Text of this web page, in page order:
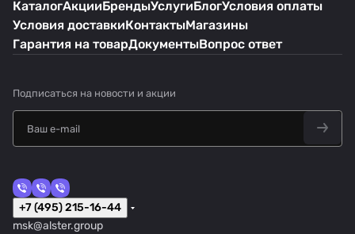
КаталогАкцииБрендыУслугиБлогУсловия оплаты
Условия доставкиКонтактыМагазины
Гарантия на товарДокументыВопрос ответ
Подписаться на новости и акции
+7 (495) 215-16-44
msk@alster.group